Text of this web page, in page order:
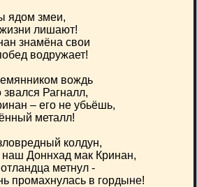
ядом змеи,
лишают!
знамёна свои
водружает!
вождь
Рагналл,
– его не убьёшь,
металл!
колдун,
наш Доннхад мак Кринан,
метнул -
промахнулась в гордыне!